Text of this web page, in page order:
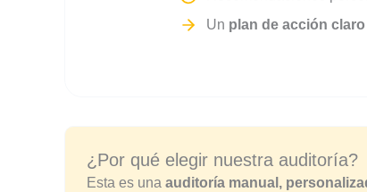
Un plan de acción claro
¿Por qué elegir nuestra auditoría?
Esta es una auditoría manual,